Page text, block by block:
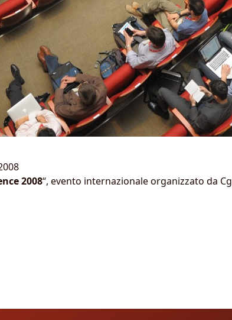
2008“, evento internazionale organizzato da